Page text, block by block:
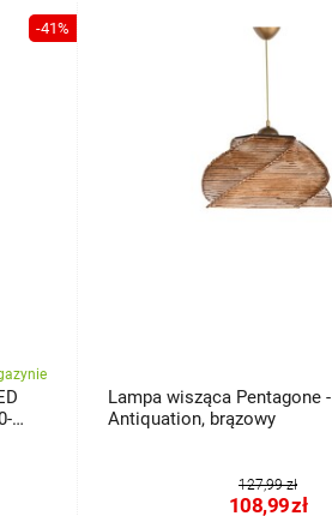
-41%
Lampa wisząca Pentagone -
Antiquation, brązowy
127,99 zł
108,99zł